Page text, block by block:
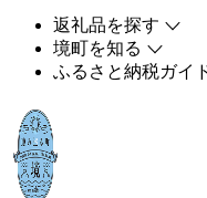
返礼品を探す
境町を知る
ふるさと納税ガイ